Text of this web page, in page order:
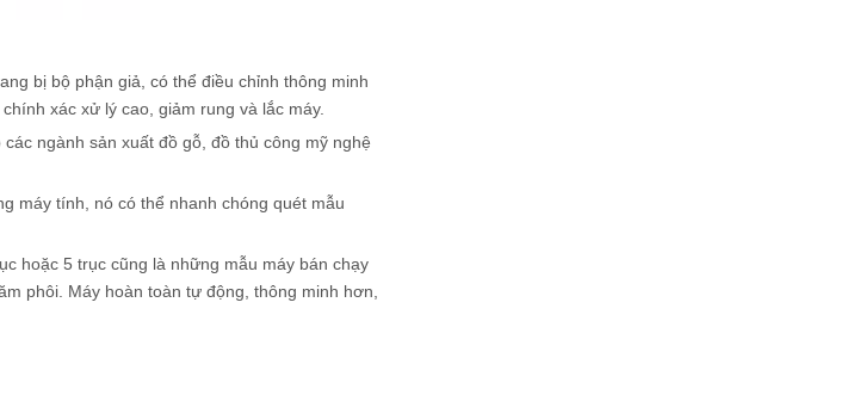
bị bộ phận giả, có thể điều chỉnh thông minh
xác xử lý cao, giảm rung và lắc máy.
ngành sản xuất đồ gỗ, đồ thủ công mỹ nghệ
máy tính, nó có thể nhanh chóng quét mẫu
hoặc 5 trục cũng là những mẫu máy bán chạy
phôi. Máy hoàn toàn tự động, thông minh hơn,